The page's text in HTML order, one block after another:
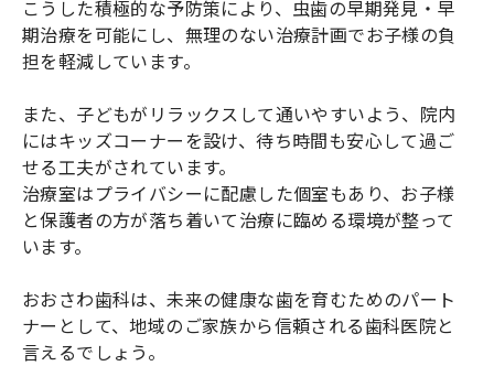
こうした積極的な予防策により、虫歯の早期発見・早
期治療を可能にし、無理のない治療計画でお子様の負
担を軽減しています。
また、子どもがリラックスして通いやすいよう、院内
にはキッズコーナーを設け、待ち時間も安心して過ご
せる工夫がされています。
治療室はプライバシーに配慮した個室もあり、お子様
と保護者の方が落ち着いて治療に臨める環境が整って
います。
おおさわ歯科は、未来の健康な歯を育むためのパート
ナーとして、地域のご家族から信頼される歯科医院と
言えるでしょう。